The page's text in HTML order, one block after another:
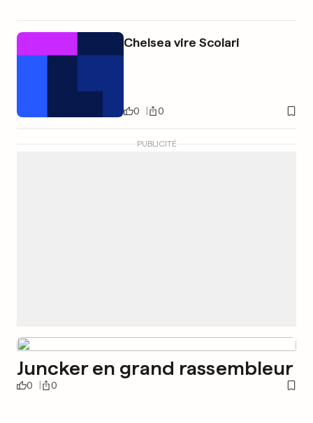
Chelsea vire Scolari
0 0
PUBLICITÉ
Juncker en grand rassembleur
0 0